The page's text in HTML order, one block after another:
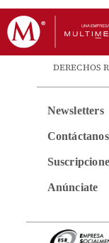
DERECHOS
Newsletters
Contáctanos
Anúnciate